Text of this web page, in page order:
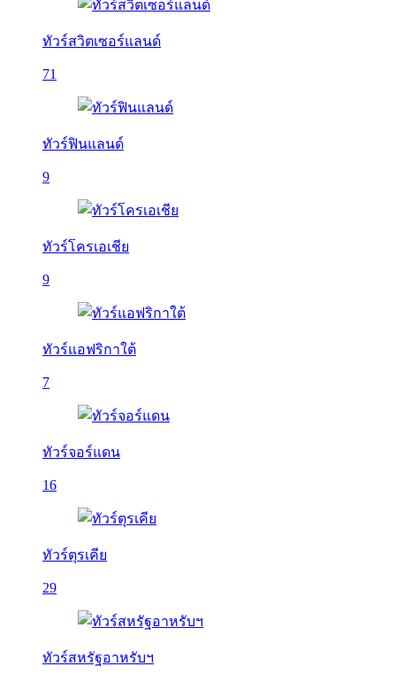
ทัวร์สวิตเซอร์แลนด์
71
ทัวร์ฟินแลนด์
9
ทัวร์โครเอเชีย
9
ทัวร์แอฟริกาใต้
7
ทัวร์จอร์แดน
16
ทัวร์ตุรเคีย
29
ทัวร์สหรัฐอาหรับฯ